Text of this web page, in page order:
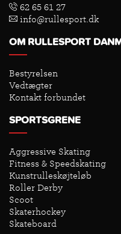
62 65 61 27
info@rullesport.dk
OM RULLESPORT
Bestyrelsen
Vedtægter
Kontakt forbundet
SPORTSGRENE
Aggressive Skating
Fitness & Speedskating
Kunstrulleskøjteløb
Roller Derby
Scoot
Skaterhockey
Skateboard